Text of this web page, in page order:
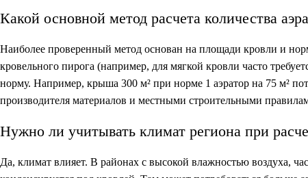
Какой основной метод расчета количества
Наиболее проверенный метод основан на площади кровли и
кровельного пирога (например, для мягкой кровли часто
норму. Например, крыша 300 м² при норме 1 аэратор на 75 м²
производителя материалов и местными строительными
Нужно ли учитывать климат региона при
Да, климат влияет. В районах с высокой влажностью воздуха,